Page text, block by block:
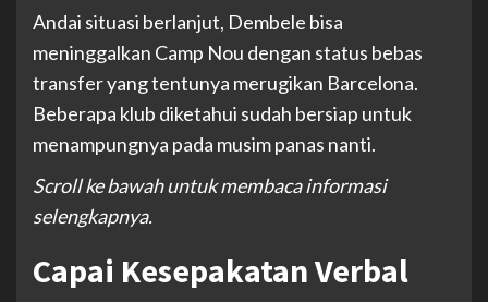
Andai situasi berlanjut, Dembele bisa
meninggalkan Camp Nou dengan status bebas
transfer yang tentunya merugikan Barcelona.
Beberapa klub diketahui sudah bersiap untuk
menampungnya pada musim panas nanti.
Scroll ke bawah untuk membaca informasi
selengkapnya.
Capai Kesepakatan Verbal